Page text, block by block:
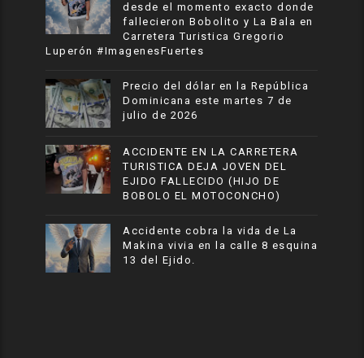
desde el momento exacto donde
fallecieron Bobolito y La Bala en
Carretera Turistica Gregorio
Luperón #ImagenesFuertes
Precio del dólar en la República
Dominicana este martes 7 de
julio de 2026
ACCIDENTE EN LA CARRETERA
TURISTICA DEJA JOVEN DEL
EJIDO FALLECIDO (HIJO DE
BOBOLO EL MOTOCONCHO)
Accidente cobra la vida de La
Makina vivia en la calle 8 esquina
13 del Ejido.